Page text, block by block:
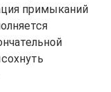
примыканий